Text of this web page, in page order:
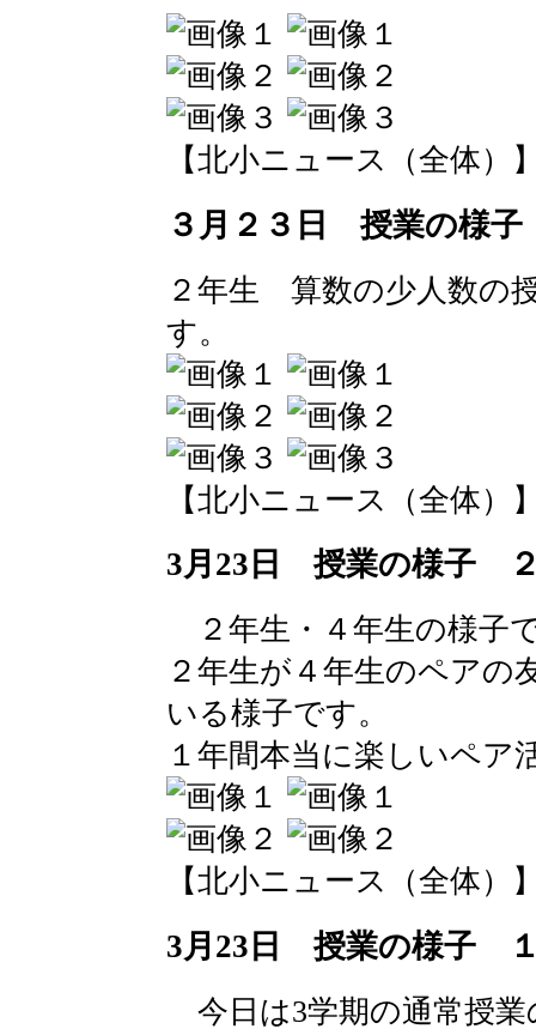
【北小ニュース（全体）
３月２３日 授業の様
２年生 算数の少人数の
す。
【北小ニュース（全体）
3月23日 授業の様子
２年生・４年生の様子
２年生が４年生のペアの
いる様子です。
１年間本当に楽しいペア
【北小ニュース（全体）
3月23日 授業の様子
今日は3学期の通常授